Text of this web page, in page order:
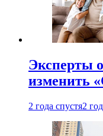
Эксперты
изменить
2 года спустя2